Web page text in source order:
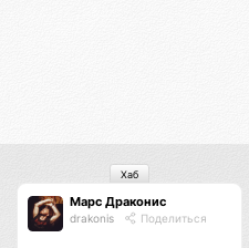
Марс Драконис
drakonis Поделиться
Хаб